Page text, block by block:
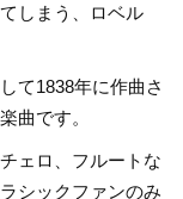
しまう、ロベル
て1838年に作曲さ
曲です。
ェロ、フルートな
シックファンのみ